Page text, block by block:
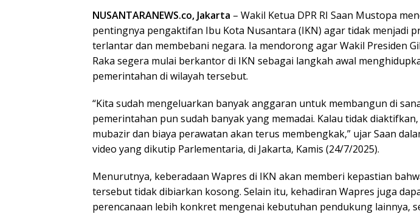
NUSANTARANEWS.co, Jakarta – Wakil Ketua DPR RI Saan Mustopa
pentingnya pengaktifan Ibu Kota Nusantara (IKN) agar tidak menjadi
terlantar dan membebani negara. Ia mendorong agar Wakil Presiden
Raka segera mulai berkantor di IKN sebagai langkah awal
pemerintahan di wilayah tersebut.
“Kita sudah mengeluarkan banyak anggaran untuk membangun di
pemerintahan pun sudah banyak yang memadai. Kalau tidak
mubazir dan biaya perawatan akan terus membengkak,” ujar Saan
video yang dikutip Parlementaria, di Jakarta, Kamis (24/7/2025).
Menurutnya, keberadaan Wapres di IKN akan memberi kepastian
tersebut tidak dibiarkan kosong. Selain itu, kehadiran Wapres juga
perencanaan lebih konkret mengenai kebutuhan pendukung lainnya,